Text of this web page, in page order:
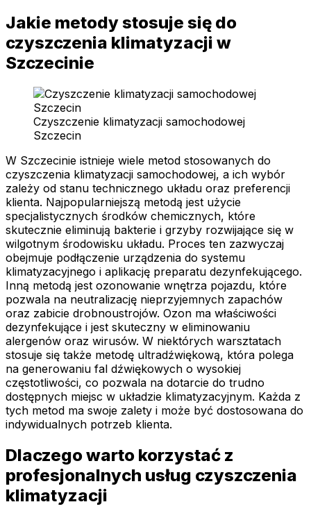
Jakie metody stosuje się do
czyszczenia klimatyzacji w
Szczecinie
Czyszczenie klimatyzacji samochodowej
Szczecin
W Szczecinie istnieje wiele metod stosowanych do
czyszczenia klimatyzacji samochodowej, a ich wybór
zależy od stanu technicznego układu oraz preferencji
klienta. Najpopularniejszą metodą jest użycie
specjalistycznych środków chemicznych, które
skutecznie eliminują bakterie i grzyby rozwijające się w
wilgotnym środowisku układu. Proces ten zazwyczaj
obejmuje podłączenie urządzenia do systemu
klimatyzacyjnego i aplikację preparatu dezynfekującego.
Inną metodą jest ozonowanie wnętrza pojazdu, które
pozwala na neutralizację nieprzyjemnych zapachów
oraz zabicie drobnoustrojów. Ozon ma właściwości
dezynfekujące i jest skuteczny w eliminowaniu
alergenów oraz wirusów. W niektórych warsztatach
stosuje się także metodę ultradźwiękową, która polega
na generowaniu fal dźwiękowych o wysokiej
częstotliwości, co pozwala na dotarcie do trudno
dostępnych miejsc w układzie klimatyzacyjnym. Każda z
tych metod ma swoje zalety i może być dostosowana do
indywidualnych potrzeb klienta.
Dlaczego warto korzystać z
profesjonalnych usług czyszczenia
klimatyzacji